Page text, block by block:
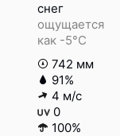
снег
ощущается
как -5°C
742 мм
91%
4 м/с
0
100%